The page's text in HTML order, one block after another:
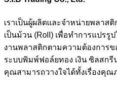
เราเป็นผู้ผลิตและจำหน่ายพลาส
เป็นม้วน (Roll) เพื่อทำการแปรรู
งานพลาสติกตามความต้องการ
ระบบพิมพ์ฟอล์ยทอง เงิน ซิลสกรี
คุณสามารถวางใจได้ทั้งเรื่องคุ